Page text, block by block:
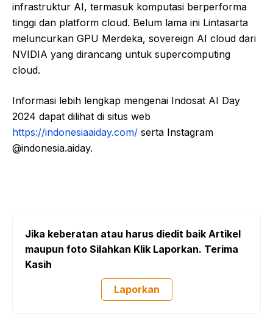
infrastruktur AI, termasuk komputasi berperforma
tinggi dan platform cloud. Belum lama ini Lintasarta
meluncurkan GPU Merdeka, sovereign AI cloud dari
NVIDIA yang dirancang untuk supercomputing
cloud.
Informasi lebih lengkap mengenai Indosat AI Day
2024 dapat dilihat di situs web
https://indonesiaaiday.com/ serta Instagram
@indonesia.aiday.
Jika keberatan atau harus diedit baik Artikel
maupun foto Silahkan Klik Laporkan. Terima
Kasih
Laporkan